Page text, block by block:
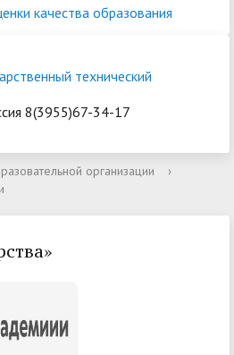
качества образования
технический
8(3955)67-34-17
организации
›